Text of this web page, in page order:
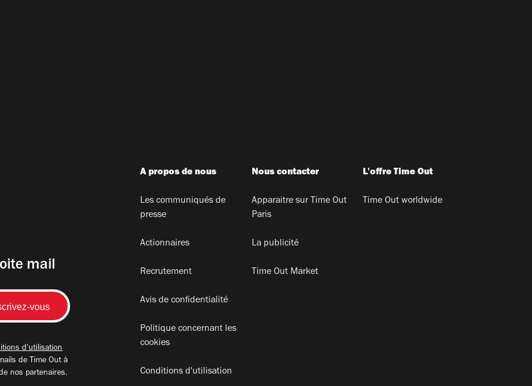
mail
d'utilisation
de Time Out à
nos partenaires.
A propos de nous
Les communiqués de
presse
Actionnaires
Recrutement
Avis de confidentialité
Politique concernant les
cookies
Conditions d'utilisation
Nous contacter
Apparaitre sur Time Out
Paris
La publicité
Time Out Market
L'offre Time Out
Time Out worldwide